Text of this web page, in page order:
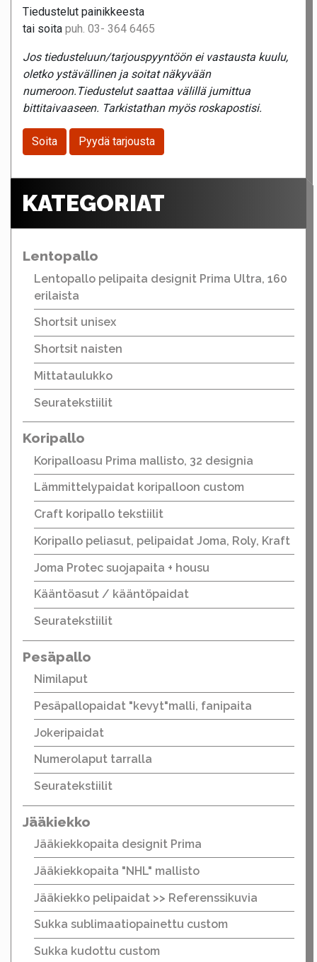
Tiedustelut painikkeesta
tai soita puh. 03- 364 6465
Jos tiedusteluun/tarjouspyyntöön ei vastausta kuulu,
oletko ystävällinen ja soitat näkyvään
numeroon.Tiedustelut saattaa välillä jumittua
bittitaivaaseen. Tarkistathan myös roskapostisi.
Soita Pyydä tarjousta
KATEGORIAT
Lentopallo
Lentopallo pelipaita designit Prima Ultra, 160
erilaista
Shortsit unisex
Shortsit naisten
Mittataulukko
Seuratekstiilit
Koripallo
Koripalloasu Prima mallisto, 32 designia
Lämmittelypaidat koripalloon custom
Craft koripallo tekstiilit
Koripallo peliasut, pelipaidat Joma, Roly, Kraft
Joma Protec suojapaita + housu
Kääntöasut / kääntöpaidat
Seuratekstiilit
Pesäpallo
Nimilaput
Pesäpallopaidat "kevyt"malli, fanipaita
Jokeripaidat
Numerolaput tarralla
Seuratekstiilit
Jääkiekko
Jääkiekkopaita designit Prima
Jääkiekkopaita "NHL" mallisto
Jääkiekko pelipaidat >> Referenssikuvia
Sukka sublimaatiopainettu custom
Sukka kudottu custom